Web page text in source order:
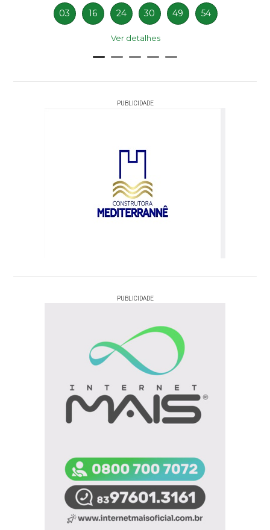
03 16 24 30 49 54
Ver detalhes
PUBLICIDADE
PUBLICIDADE